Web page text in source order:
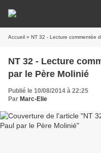
Accueil » NT 32 - Lecture commentée
NT 32 - Lecture
par le Père Molinié
Publié le 10/08/2014 à 22:25
Par Marc-Elie